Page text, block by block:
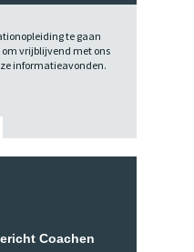
te gaan
om vrijblijvend met ons
informatieavonden.
Coachen